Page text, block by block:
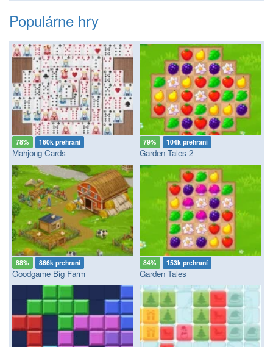
Populárne hry
78% 160k prehraní
Mahjong Cards
79% 104k prehraní
Garden Tales 2
88% 866k prehraní
Goodgame Big Farm
84% 153k prehraní
Garden Tales